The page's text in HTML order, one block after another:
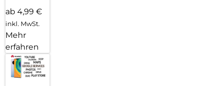
ab 4,99 €
inkl. MwSt.
Mehr
erfahren